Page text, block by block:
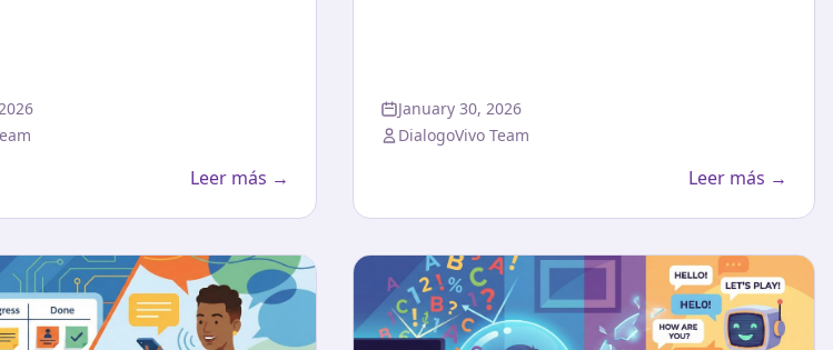
Leer más →
January 30, 2026
DialogoVivo Team
Leer más →